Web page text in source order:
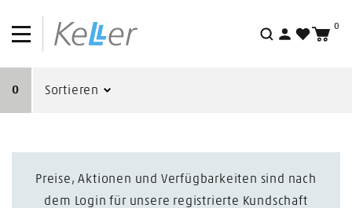
Suche
0
0 Sortieren
Preise, Aktionen und Verfügbarkeiten sind nach
dem Login für unsere registrierte Kundschaft